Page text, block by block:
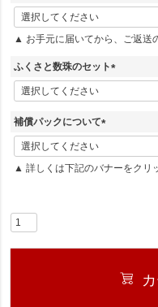
(
必
須
▲ お手元に届いてから、ご返送
ふくさと数珠のセット
(
必
補償パックについて
(
必
須
▲ 詳しくは下記のバナーをクリ